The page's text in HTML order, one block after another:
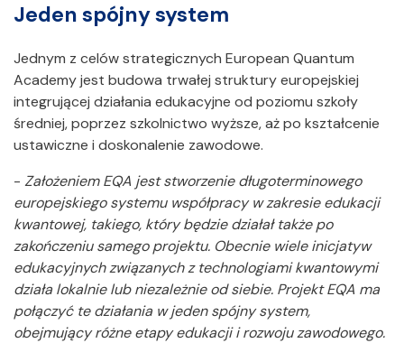
Jeden spójny system
Jednym z celów strategicznych European Quantum
Academy jest budowa trwałej struktury europejskiej
integrującej działania edukacyjne od poziomu szkoły
średniej, poprzez szkolnictwo wyższe, aż po kształcenie
ustawiczne i doskonalenie zawodowe.
- Założeniem EQA jest stworzenie długoterminowego
europejskiego systemu współpracy w zakresie edukacji
kwantowej, takiego, który będzie działał także po
zakończeniu samego projektu. Obecnie wiele inicjatyw
edukacyjnych związanych z technologiami kwantowymi
działa lokalnie lub niezależnie od siebie. Projekt EQA ma
połączyć te działania w jeden spójny system,
obejmujący różne etapy edukacji i rozwoju zawodowego.